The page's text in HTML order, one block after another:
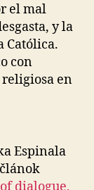
el mal
y la
Católica.
con
en
Espinala